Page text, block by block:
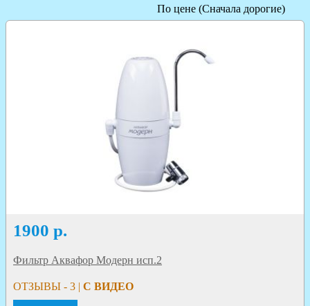
По цене (Сначала дорогие)
1900 р.
Фильтр Аквафор Модерн исп.2
ОТЗЫВЫ - 3 | С ВИДЕО